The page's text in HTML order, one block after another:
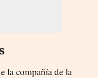
la compañía de la